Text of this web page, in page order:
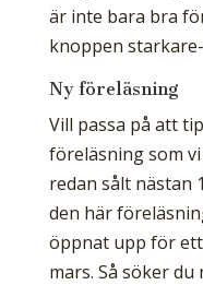
är inte bara bra
knoppen
Ny föreläsning
Vill passa på att
föreläsning som
redan sålt nästan
den här
öppnat upp för
mars. Så söker